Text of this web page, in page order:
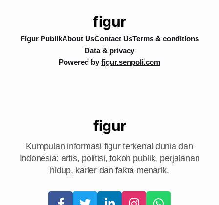
figur
Figur PublikAbout UsContact UsTerms & conditions
Data & privacy
Powered by figur.senpoli.com
figur
Kumpulan informasi figur terkenal dunia dan
Indonesia: artis, politisi, tokoh publik, perjalanan
hidup, karier dan fakta menarik.